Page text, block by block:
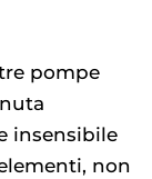
pompe
insensibile
non